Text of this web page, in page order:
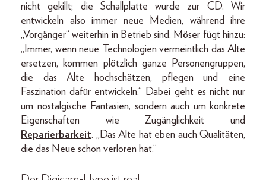
nicht gekillt; die Schallplatte wurde zur CD. Wir
entwickeln also immer neue Medien, während ihre
„Vorgänger“ weiterhin in Betrieb sind. Möser fügt hinzu:
„Immer, wenn neue Technologien vermeintlich das Alte
ersetzen, kommen plötzlich ganze Personengruppen,
die das Alte hochschätzen, pflegen und eine
Faszination dafür entwickeln.“ Dabei geht es nicht nur
um nostalgische Fantasien, sondern auch um konkrete
Eigenschaften wie Zugänglichkeit und
Reparierbarkeit. „Das Alte hat eben auch Qualitäten,
die das Neue schon verloren hat.“